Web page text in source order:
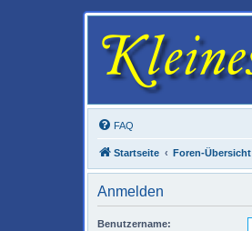
FAQ
Startseite Foren-Übersicht
Anmelden
Benutzername: